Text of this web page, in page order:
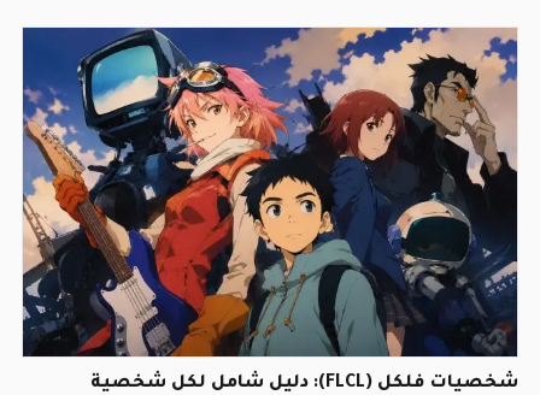
شخصيات فلكل (FLCL): دليل شامل لكل شخصية